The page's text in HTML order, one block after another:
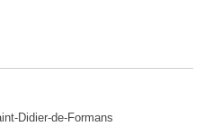
Didier-de-Formans